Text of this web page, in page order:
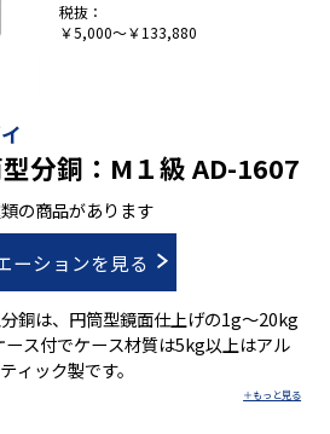
分銅：M１級 AD-1607
の商品があります
ーションを見る
銅は、円筒型鏡面仕上げの1g～20kg
ース付でケース材質は5kg以上はアル
ィック製です。
税抜：
￥5,000～￥133,880